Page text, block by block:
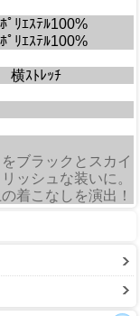
ﾎﾟﾘｴｽﾃﾙ100%
ﾎﾟﾘｴｽﾃﾙ100%
横ｽﾄﾚｯﾁ
ブラックとスカイ
ッシュな装いに。
着こなしを演出！